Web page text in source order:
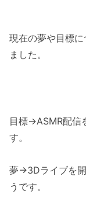
現在の夢や目標
ました。
目標→ASMR配信
す。
夢→3Dライブを
うです。